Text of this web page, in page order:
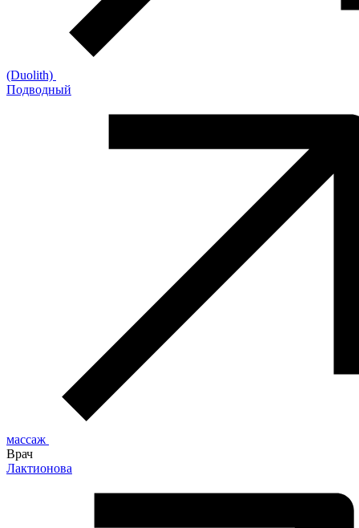
(Duolith)
Подводный
массаж
Врач
Лактионова